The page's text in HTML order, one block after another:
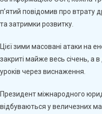
п’ятий повідомив про втрату
та затримки розвитку.
Цієї зими масовані атаки на
закриті майже весь січень, а
уроків через виснаження.
Президент міжнародного
відбуваються у величезних